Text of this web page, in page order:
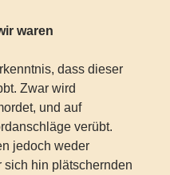
waren
dass dieser
Zwar wird
und auf
verübt.
jedoch weder
sich hin plätschernden